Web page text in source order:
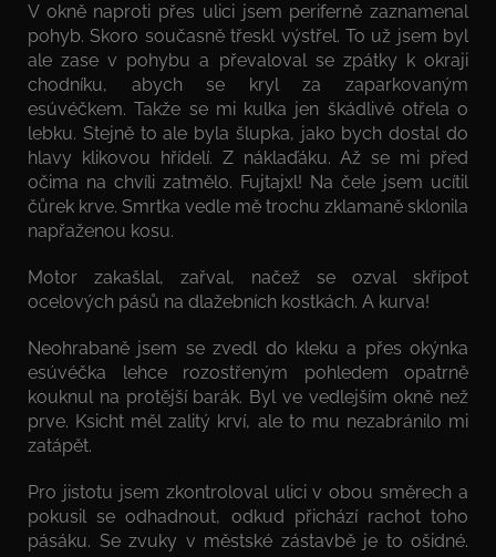
V okně naproti přes ulici jsem periferně zaznamenal
pohyb. Skoro současně třeskl výstřel. To už jsem byl
ale zase v pohybu a převaloval se zpátky k okraji
chodníku, abych se kryl za zaparkovaným
esúvéčkem. Takže se mi kulka jen škádlivě otřela o
lebku. Stejně to ale byla šlupka, jako bych dostal do
hlavy klikovou hřídelí. Z náklaďáku. Až se mi před
očima na chvíli zatmělo. Fujtajxl! Na čele jsem ucítil
čůrek krve. Smrtka vedle mě trochu zklamaně sklonila
napřaženou kosu.
Motor zakašlal, zařval, načež se ozval skřípot
ocelových pásů na dlažebních kostkách. A kurva!
Neohrabaně jsem se zvedl do kleku a přes okýnka
esúvéčka lehce rozostřeným pohledem opatrně
kouknul na protější barák. Byl ve vedlejším okně než
prve. Ksicht měl zalitý krví, ale to mu nezabránilo mi
zatápět.
Pro jistotu jsem zkontroloval ulici v obou směrech a
pokusil se odhadnout, odkud přichází rachot toho
pásáku. Se zvuky v městské zástavbě je to ošidné.